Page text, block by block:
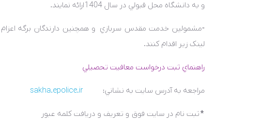
و به دانشگاه محل قبولي در سال 1404 ارائه نمايند.
-مشمولين خدمت مقدس سربازي و همچنين دارندگان برگه
لينک زير اقدام کنند.
راهنماي ثبت درخواست معافيت تحصيلي
مراجعه به آدرس سايت به نشاني: sakha.epolice.ir
*ثبت نام در سايت فوق و تعريف و دريافت کلمه عبور